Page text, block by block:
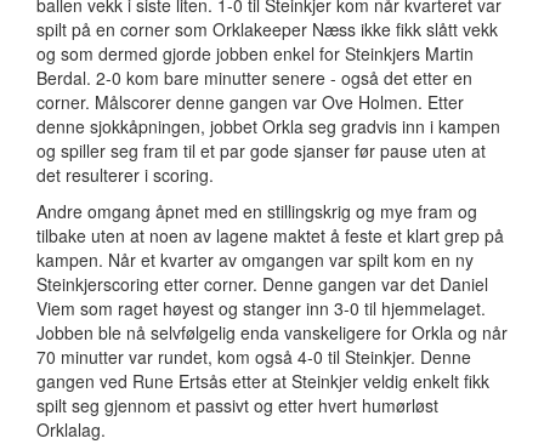
ballen vekk i siste liten. 1-0 til Steinkjer kom når kvarteret var
spilt på en corner som Orklakeeper Næss ikke fikk slått vekk
og som dermed gjorde jobben enkel for Steinkjers Martin
Berdal. 2-0 kom bare minutter senere - også det etter en
corner. Målscorer denne gangen var Ove Holmen. Etter
denne sjokkåpningen, jobbet Orkla seg gradvis inn i kampen
og spiller seg fram til et par gode sjanser før pause uten at
det resulterer i scoring.
Andre omgang åpnet med en stillingskrig og mye fram og
tilbake uten at noen av lagene maktet å feste et klart grep på
kampen. Når et kvarter av omgangen var spilt kom en ny
Steinkjerscoring etter corner. Denne gangen var det Daniel
Viem som raget høyest og stanger inn 3-0 til hjemmelaget.
Jobben ble nå selvfølgelig enda vanskeligere for Orkla og når
70 minutter var rundet, kom også 4-0 til Steinkjer. Denne
gangen ved Rune Ertsås etter at Steinkjer veldig enkelt fikk
spilt seg gjennom et passivt og etter hvert humørløst
Orklalag.